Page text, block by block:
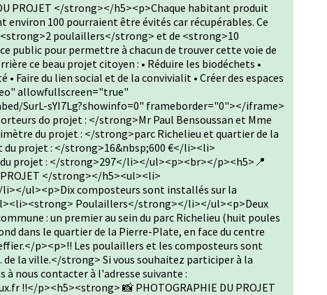
PROJET </strong></h5><p>Chaque habitant produit
environ 100 pourraient être évités car récupérables. Ce
poulaillers</strong> et de <strong>10
public pour permettre à chacun de trouver cette voie de
ce beau projet citoyen : • Réduire les biodéchets •
Faire du lien social et de la convivialit • Créer des espaces
allowfullscreen="true"
SurL-sYI7Lg?showinfo=0" frameborder="0"></iframe>
do projet : </strong>Mr Paul Bensoussan et Mme
du projet : </strong>parc Richelieu et quartier de la
projet : </strong>16&nbsp;600 €</li><li>
projet : </strong>297</li></ul><p><br></p><h5>📍
PROJET </strong></h5><ul><li>
ul><p>Dix composteurs sont installés sur la
Poulaillers</strong></li></ul><p>Deux
: un premier au sein du parc Richelieu (huit poules
dans le quartier de la Pierre-Plate, en face du centre
p><p>‼️ Les poulaillers et les composteurs sont
la ville.</strong> Si vous souhaitez participer à la
à nous contacter à l'adresse suivante :
‼️</p><h5><strong> 📸 PHOTOGRAPHIE DU PROJET